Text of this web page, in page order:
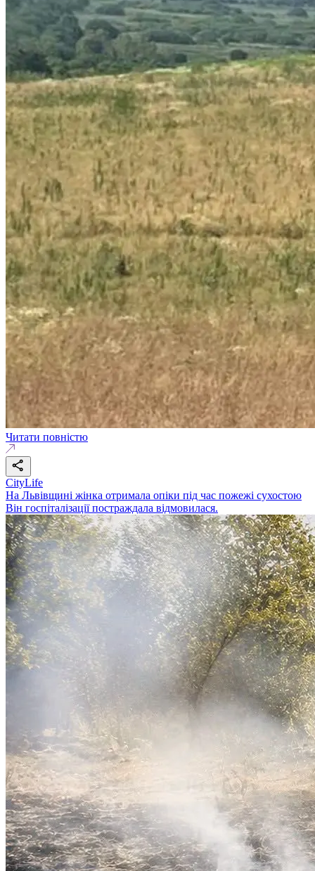
Читати повністю
CityLife
На Львівщині жінка отримала опіки під час пожежі сухостою
Він госпіталізації постраждала відмовилася.